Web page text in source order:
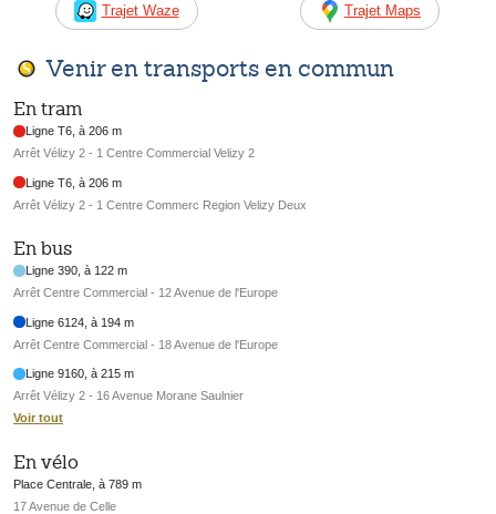
Trajet Waze Trajet Maps
Venir en transports en commun
En tram
Ligne T6, à 206 m
Arrêt Vélizy 2 - 1 Centre Commercial Velizy 2
Ligne T6, à 206 m
Arrêt Vélizy 2 - 1 Centre Commerc Region Velizy Deux
En bus
Ligne 390, à 122 m
Arrêt Centre Commercial - 12 Avenue de l'Europe
Ligne 6124, à 194 m
Arrêt Centre Commercial - 18 Avenue de l'Europe
Ligne 9160, à 215 m
Arrêt Vélizy 2 - 16 Avenue Morane Saulnier
Voir tout
En vélo
Place Centrale, à 789 m
17 Avenue de Celle